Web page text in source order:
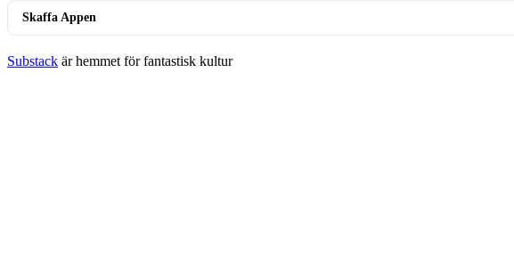
Skaffa Appen
Substack är hemmet för fantastisk kultur